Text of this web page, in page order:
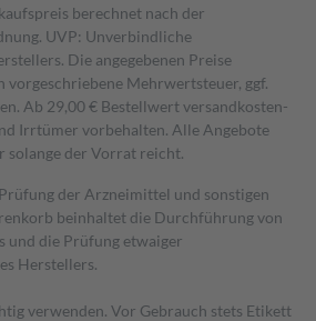
berechnet nach der
UVP: Unverbindliche
Die angegebenen Preise
vorgeschriebene Mehrwertsteuer, ggf.
Ab 29,00 € Bestell­wert versand­kosten­
Irrtümer vorbehalten. Alle Angebote
solange der Vorrat reicht.
der Arzneimittel und sonstigen
beinhaltet die Durchführung von
und die Prüfung etwaiger
Herstellers.
verwenden. Vor Gebrauch stets Etikett